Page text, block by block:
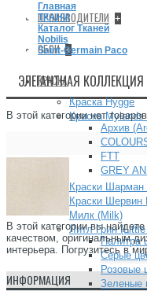
ПРОИЗВОДИТЕЛИ +
ОБОИ +
КРАСКА
Краска Hygge
Краска Mylands
Архив
FTT
GREY
Краски Шарман
Краски Шервин
Милк (Milk)
Литл Грин
Палитра
Серые
Розовые
Зеленые
Главная
ТКАНИ
Каталог Тканей
Nobilis
Saint-Germain Paco
ЭЛЕГАНТНАЯ
В этой категории нет
В этой категории вы
качеством, оригинальным
интерьера. Погрузитесь в
ИНФОРМАЦИЯ